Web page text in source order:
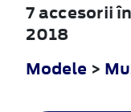
7 accesorii
2018
Modele >